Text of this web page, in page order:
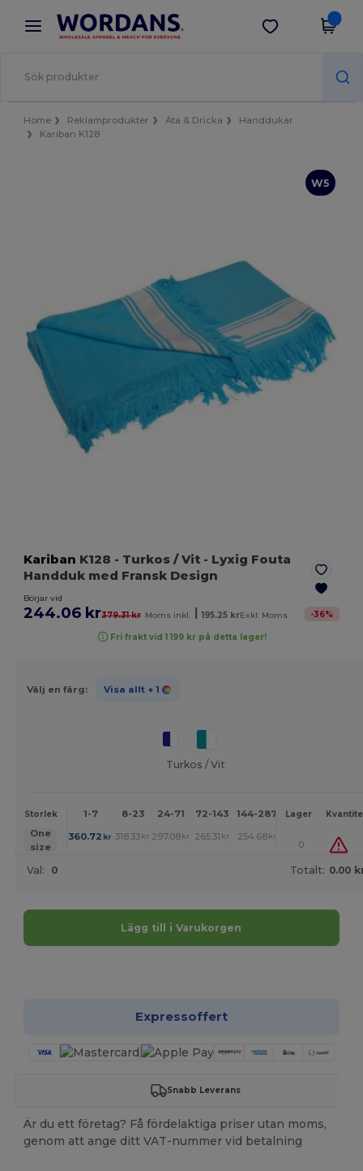
× Wordans-app
Bättre priser i appen!
Hämta app
Home Reklamprodukter Äta & Dricka
Handdukar
Kariban K128
W5
Kariban K128 - Turkos / Vit - Lyxig Fouta
Handduk med Fransk Design
Börjar vid
244.06 kr379.31 kr Moms inkl. 195.25 krExkl. Moms -36%
Fri frakt vid 1 199 kr på detta lager!
Välj en färg: Visa allt + 1
Turkos / Vit
Storlek 1-7 8-23 24-71 72-143 144-287 288 + Mer
Lager
One
size
360.72 kr 318.33 kr 297.08 kr 265.31 kr 254.68 kr +
0
Val: 0 Totalt: 0.00
Lägg till i Varukorgen
Expressoffert
Snabb Leverans
Är du ett företag? Få fördelaktiga priser utan moms,
genom att ange ditt VAT-nummer vid betalning